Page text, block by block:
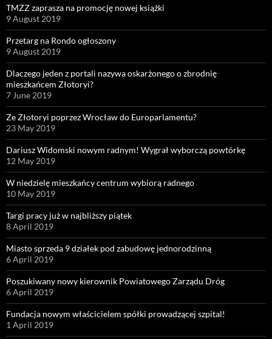
TMZZ zaprasza na promocję nowej książki
9 August 2019
Przetarg na Rondo ogłoszony
9 August 2019
Dlaczego jeden z portali nazywa oskarżonego o zbrodnię
mieszkańcem Złotoryi?
7 June 2019
Ze Złotoryi poprzez Wrocław do Europarlamentu?
23 May 2019
Dariusz Widomski nowym radnym! Wygrał wyborczą powtórkę
12 May 2019
W niedzielę mieszkańcy centrum wybiorą radnego
10 May 2019
Targi pracy już w najbliższy piątek
8 April 2019
Miasto sprzeda 9 działek pod zabudowę jednorodzinną
6 April 2019
Poszukiwany nowy kierownik Powiatowego Zarządu Dróg
6 April 2019
Fundacja nowym właścicielem spółki prowadzącej szpital!
1 April 2019